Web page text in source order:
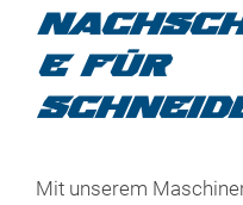
E FÜR
Mit unserem